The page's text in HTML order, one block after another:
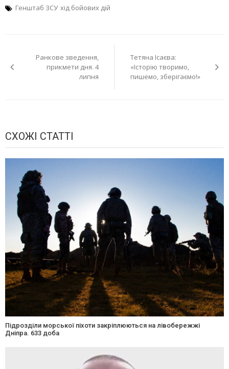
Генштаб ЗСУ хід бойових дій
записів
Ранкове зведення,
прикмети дня. 4
липня
Тетяна Ісаєва:
«Історію творимо,
пишемо, зберігаємо!»
СХОЖІ СТАТТІ
Підрозділи морської піхоти закріплюються на лівобережжі
Дніпра. 633 доба